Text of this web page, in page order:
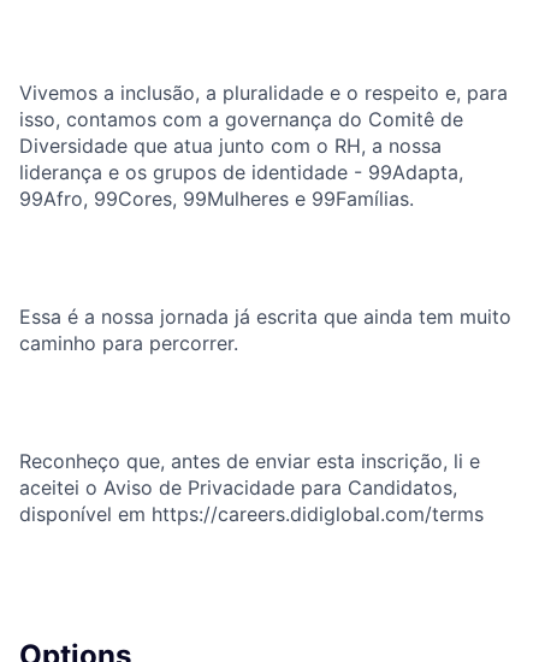
Vivemos a inclusão, a pluralidade e o respeito e, para
isso, contamos com a governança do Comitê de
Diversidade que atua junto com o RH, a nossa
liderança e os grupos de identidade - 99Adapta,
99Afro, 99Cores, 99Mulheres e 99Famílias.
Essa é a nossa jornada já escrita que ainda tem muito
caminho para percorrer.
Reconheço que, antes de enviar esta inscrição, li e
aceitei o Aviso de Privacidade para Candidatos,
disponível em https://careers.didiglobal.com/terms